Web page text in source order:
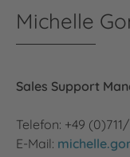
Michelle
Sales Support
Telefon: +49
E-Mail: